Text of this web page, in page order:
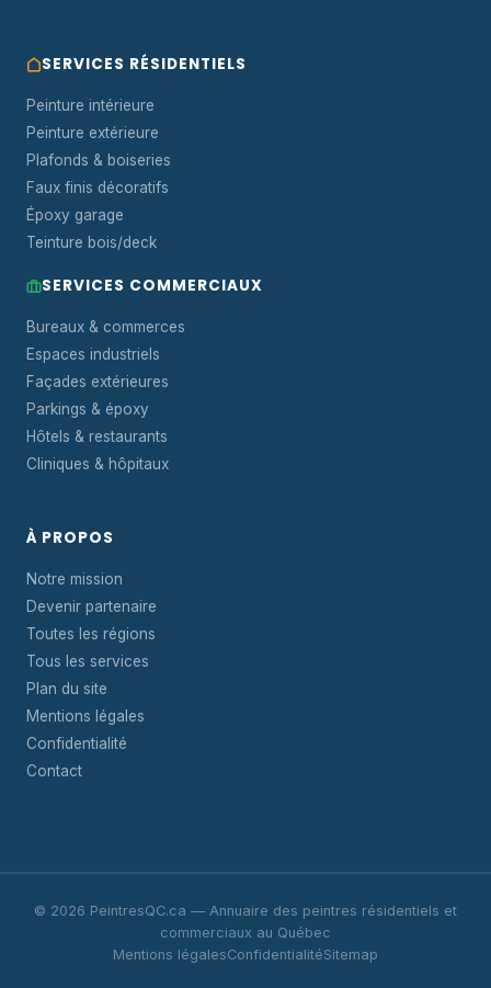
SERVICES RÉSIDENTIELS
Peinture intérieure
Peinture extérieure
Plafonds & boiseries
Faux finis décoratifs
Époxy garage
Teinture bois/deck
SERVICES COMMERCIAUX
Bureaux & commerces
Espaces industriels
Façades extérieures
Parkings & époxy
Hôtels & restaurants
Cliniques & hôpitaux
À PROPOS
Notre mission
Devenir partenaire
Toutes les régions
Tous les services
Plan du site
Mentions légales
Confidentialité
Contact
© 2026 PeintresQC.ca — Annuaire des peintres résidentiels et
commerciaux au Québec
Mentions légalesConfidentialitéSitemap